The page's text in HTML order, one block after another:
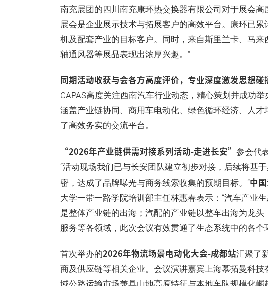
南充展团的四川南充康环热交换器有限公司对于展会高
展会是企业展示技术与拓展客户的高效平台。康环已
机及配套产业的目标客户。同时，来自斯里兰卡、马
轴通风器等展品表现出浓厚兴趣。”
同期活动收获与会各方高度评价，专业深度激发思想碰
CAPAS高度关注西南汽车行业动态，精心策划并成功
涵盖产业链协同、商用车电动化、绿色循环经济、人
了高效务实的交流平台。
“2026年产业链供需对接系列活动-走进长安” 参会代
“活动现场我们已与长安团队建立初步对接，后续将基
密，达成了品牌曝光与商务线索收集的预期目标。”中
大学一带一路学院培训部主任林惠春表示：“汽车产业
是整体产业链的出海；汽配的产业链以整车出海为龙
服务等各领域，此次会议有效贯通了生态系统中的各个
首次举办的2026年物流场景电动化大会-成都站汇聚了
商及供应链等相关企业。会议演讲嘉宾上海慕拓曼科